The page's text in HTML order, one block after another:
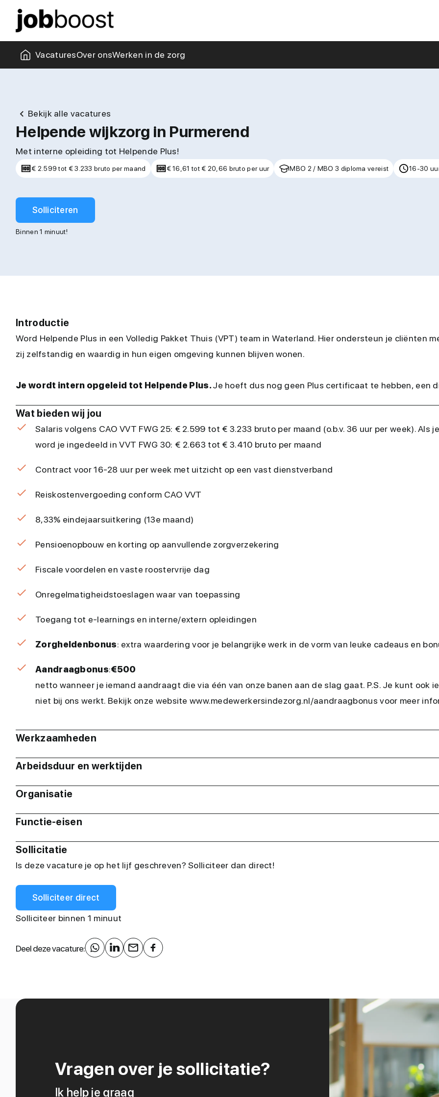
VacaturesOver ons
Missie & visie
KantoorWerken in de zorg
Zorgblogs
Bekijk alle vacatures
Helpende wijkzorg in Purmerend
Met interne opleiding tot Helpende Plus!
€ 2.599 tot € 3.233 bruto per maand € 16,61 tot € 20,66 bruto per uur MBO 2 / MBO 3 diploma vereist 16-30
Solliciteren
Binnen 1 minuut!
Introductie
Word Helpende Plus in een Volledig Pakket Thuis (VPT) team in Waterland. Hier ondersteun je cliënten
zij zelfstandig en waardig in hun eigen omgeving kunnen blijven wonen.
Je wordt intern opgeleid tot Helpende Plus.Je hoeft dus nog geen Plus certificaat te hebben, een
Wat bieden wij jou
Salaris volgens CAO VVT FWG 25: € 2.599 tot € 3.233 bruto per maand (o.b.v. 36 uur per week).
word je ingedeeld in VVT FWG 30: € 2.663 tot € 3.410 bruto per maand
Contract voor 16-28 uur per week met uitzicht op een vast dienstverband
Reiskostenvergoeding conform CAO VVT
8,33% eindejaarsuitkering (13e maand)
Pensioenopbouw en korting op aanvullende zorgverzekering
Fiscale voordelen en vaste roostervrije dag
Onregelmatigheidstoeslagen waar van toepassing
Toegang tot e-learnings en interne/extern opleidingen
Zorgheldenbonus: extra waardering voor je belangrijke werk in de vorm van leuke cadeaus en
Aandraagbonus:€500
netto wanneer je iemand aandraagt die via één van onze banen aan de slag gaat. P.S. Je kunt ook
niet bij ons werkt. Bekijk onze website www.medewerkersindezorg.nl/aandraagbonus voor meer
Werkzaamheden
Arbeidsduur en werktijden
Organisatie
Functie-eisen
Sollicitatie
Is deze vacature je op het lijf geschreven? Solliciteer dan direct!
Solliciteer direct
Solliciteer binnen 1 minuut
Deel deze vacature:
Vragen over je sollicitatie?
Ik help je graag